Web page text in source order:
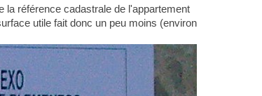
la référence cadastrale de l'appartement
utile fait donc un peu moins (environ